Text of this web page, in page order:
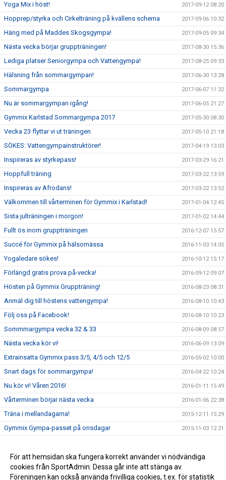
Yoga Mix i höst! 2017-09-12 08:20
Hopprep/styrka och Cirkelträning på kvällens schema 2017-09-06 10:32
Häng med på Maddes Skogsgympa! 2017-09-05 09:34
Nästa vecka börjar gruppträningen! 2017-08-30 15:36
Lediga platser Seniorgympa och Vattengympa! 2017-08-25 09:33
Hälsning från sommargympan! 2017-06-30 13:28
Sommargympa 2017-06-07 11:32
Nu är sommargympan igång! 2017-06-05 21:27
Gymmix Karlstad Sommargympa 2017 2017-05-30 08:30
Vecka 23 flyttar vi ut träningen 2017-05-10 21:18
SÖKES: Vattengympainstruktörer! 2017-04-19 13:03
Inspireras av styrkepass! 2017-03-29 16:21
Hoppfull träning 2017-03-22 13:59
Inspireras av Afrodans! 2017-03-22 13:52
Välkommen till vårterminen för Gymmix i Karlstad! 2017-01-04 12:45
Sista julträningen i morgon! 2017-01-02 14:44
Fullt ös inom gruppträningen 2016-12-07 15:57
Succé för Gymmix på hälsomässa 2016-11-03 14:05
Yogaledare sökes! 2016-10-12 15:17
Förlängd gratis prova på-vecka! 2016-09-12 09:07
Hösten på Gymmix Gruppträning! 2016-08-23 08:31
Anmäl dig till höstens vattengympa! 2016-08-10 10:43
Följ oss på Facebook! 2016-08-10 10:23
Sommmargympa vecka 32 & 33 2016-08-09 08:57
Nästa vecka kör vi! 2016-06-09 13:09
Extrainsatta Gymmix pass 3/5, 4/5 och 12/5 2016-05-02 10:00
Snart dags för sommargympa! 2016-04-22 10:24
Nu kör vi! Våren 2016! 2016-01-11 15:49
Vårterminen börjar nästa vecka 2016-01-06 22:38
Träna i mellandagarna! 2015-12-11 15:29
Gymmix Gympa-passet på onsdagar 2015-11-03 12:21
Ändrat pass i morgon torsdag 2015-09-09 14:53
Träna gratis hela sommaren 2015-06-01 22:32
För att hemsidan ska fungera korrekt använder vi nödvändiga
cookies från SportAdmin. Dessa går inte att stänga av.
Föreningen kan också använda frivilliga cookies, t.ex. för statistik